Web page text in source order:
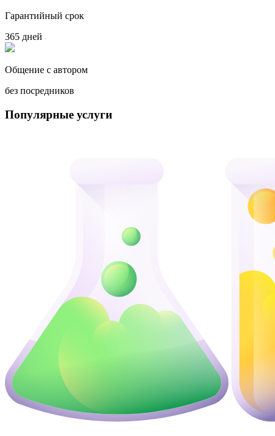
Гарантийный срок
365 дней
Общение с автором
без посредников
Популярные услуги